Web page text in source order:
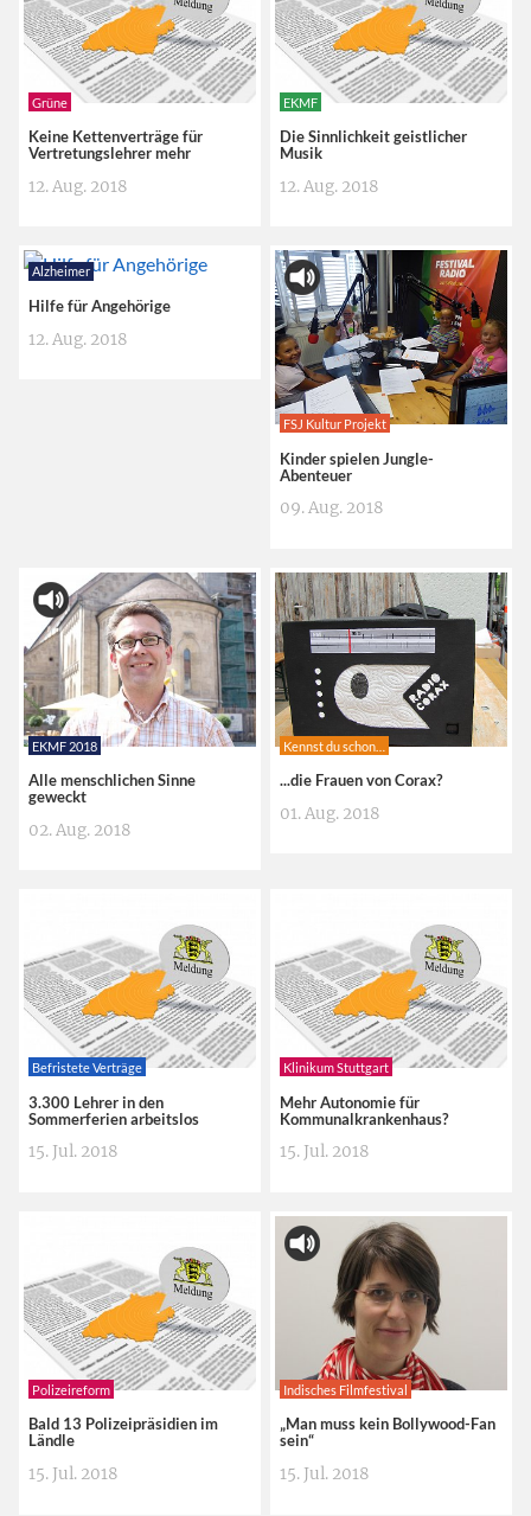
Grüne
Keine Kettenverträge für
Vertretungslehrer mehr
12. Aug. 2018
EKMF
Die Sinnlichkeit geistlicher
Musik
12. Aug. 2018
Alzheimer
Hilfe für Angehörige
12. Aug. 2018
FSJ Kultur Projekt
Kinder spielen Jungle-
Abenteuer
09. Aug. 2018
EKMF 2018
Alle menschlichen Sinne
geweckt
02. Aug. 2018
Kennst du schon…
...die Frauen von Corax?
01. Aug. 2018
Befristete Verträge
3.300 Lehrer in den
Sommerferien arbeitslos
15. Jul. 2018
Klinikum Stuttgart
Mehr Autonomie für
Kommunalkrankenhaus?
15. Jul. 2018
Polizeireform
Bald 13 Polizeipräsidien im
Ländle
15. Jul. 2018
Indisches Filmfestival
„Man muss kein Bollywood-Fan
sein“
15. Jul. 2018